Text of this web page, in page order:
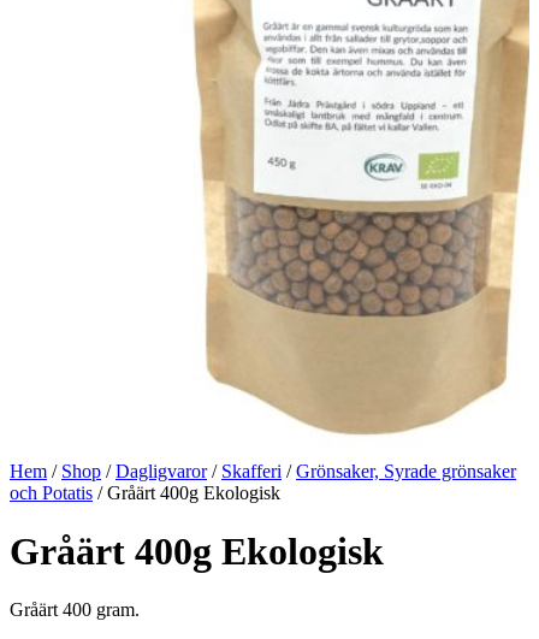
Hem / Shop /Dagligvaror/ Skafferi /Grönsaker, Syrade grönsaker
och Potatis / Gråärt 400g Ekologisk
Gråärt 400g Ekologisk
Gråärt 400 gram.